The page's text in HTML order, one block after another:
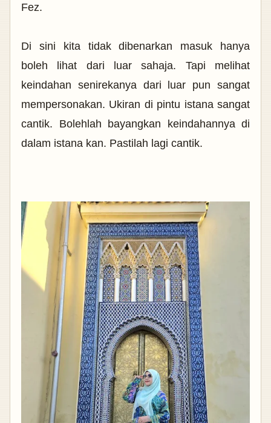
Fez.
Di sini kita tidak dibenarkan masuk hanya
boleh lihat dari luar sahaja. Tapi melihat
keindahan senirekanya dari luar pun sangat
mempersonakan. Ukiran di pintu istana sangat
cantik. Bolehlah bayangkan keindahannya di
dalam istana kan. Pastilah lagi cantik.